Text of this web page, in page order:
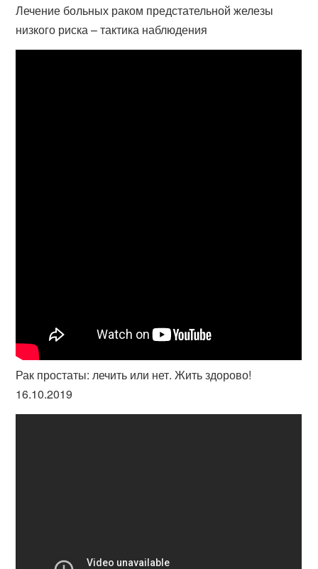
Лечение больных раком предстательной железы
низкого риска – тактика наблюдения
Рак простаты: лечить или нет. Жить здорово!
16.10.2019